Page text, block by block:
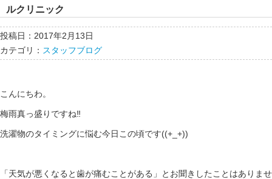
ルクリニック
投稿日：2017年2月13日
カテゴリ： スタッフブログ
こんにちわ。
梅雨真っ盛りですね‼
洗濯物のタイミングに悩む今日この頃です((+_+))
「天気が悪くなると歯が痛むことがある」とお聞きしたことはありませ